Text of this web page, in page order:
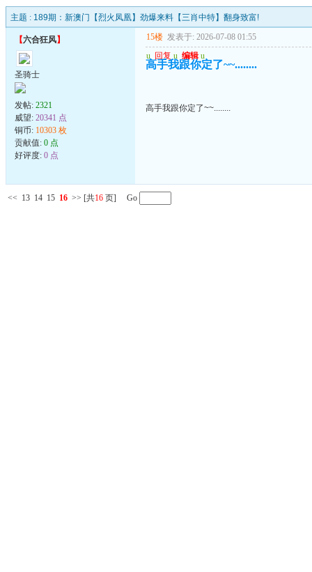
主题 : 189期：新澳门【烈火凤凰】劲爆来料【三肖中特】翻身致富!
【六合狂风】
圣骑士
发帖: 2321
威望: 20341 点
铜币: 10303 枚
贡献值: 0 点
好评度: 0 点
15楼 发表于: 2026-07-08 01:55
u 回复 u 编辑 u
高手我跟你定了~~........
高手我跟你定了~~........
<< 13 14 15 16 >> [共16 页] Go